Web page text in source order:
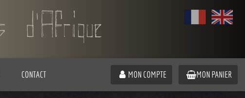
CONTACT MON COMPTE MON PANIER